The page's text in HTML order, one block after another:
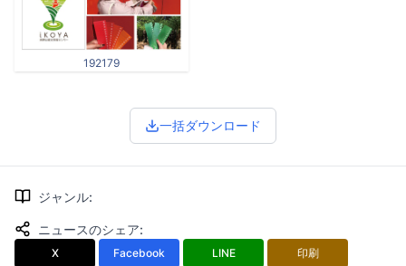
192179
一括ダウンロード
ジャンル:
ニュースのシェア:
X Facebook LINE 印刷